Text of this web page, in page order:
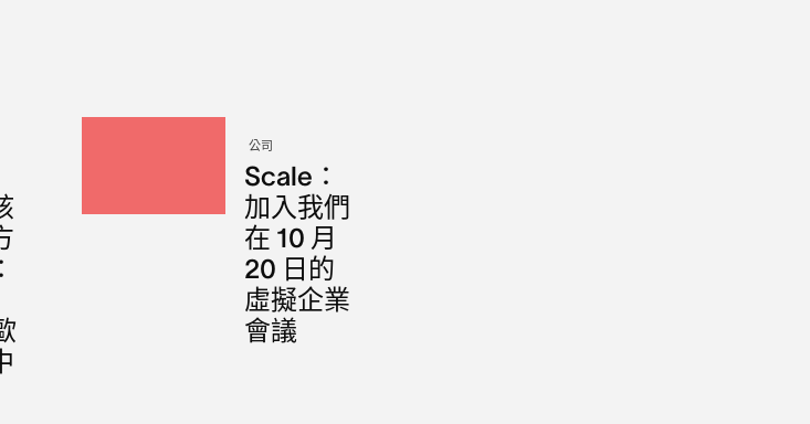
公司
Scale：
加入我們
在 10 月
20 日的
虛擬企業
會議